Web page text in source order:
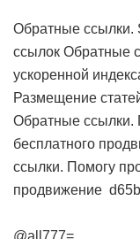
Обратные ссылки.
ссылок Обратные
ускоренной
Размещение
Обратные ссылки.
бесплатного
ссылки. Помогу
продвижение
@all777=